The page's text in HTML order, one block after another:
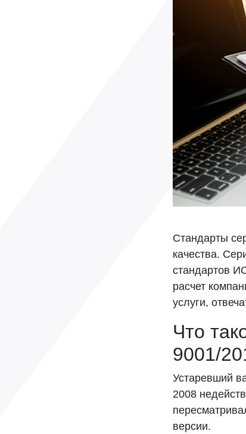
Стандарты
качества.
стандартов
расчет
услуги,
Что
9001/
Устаревший
2008
версии.